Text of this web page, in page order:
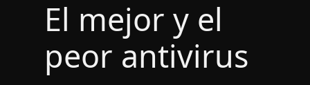
El mejor y el
peor antivirus